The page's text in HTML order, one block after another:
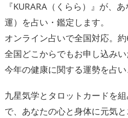
『KURARA（くらら）』が、
運）を占い・鑑定します。
オンライン占いで全国対応。
全国どこからでもお申し込みい
今年の健康に関する運勢を占い
九星気学とタロットカードを
で、あなたの心と身体に元気